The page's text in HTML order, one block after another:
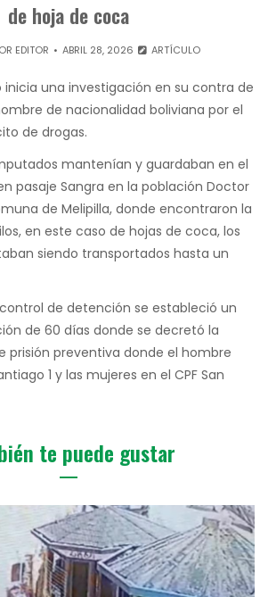
de hoja de coca
EDITOR ABRIL 28, 2026 ARTÍCULO
inicia una investigación en su contra de
de nacionalidad boliviana por el
de drogas.
mantenían y guardaban en el
pasaje Sangra en la población Doctor
de Melipilla, donde encontraron la
en este caso de hojas de coca, los
siendo transportados hasta un
de detención se estableció un
de 60 días donde se decretó la
prisión preventiva donde el hombre
1 y las mujeres en el CPF San
te puede gustar